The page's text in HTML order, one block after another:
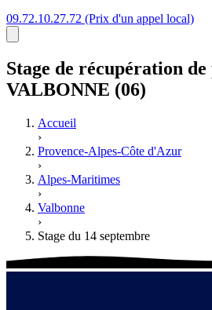
09.72.10.27.72 (Prix d'un appel local)
Stage de récupération de
VALBONNE (06)
Accueil
›
Provence-Alpes-Côte d'Azur
›
Alpes-Maritimes
›
Valbonne
›
Stage du 14 septembre